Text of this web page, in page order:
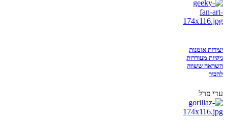
יצירות אומנות
גיקיות מעוררות
השראה ששווה
להכיר
עדי פרל